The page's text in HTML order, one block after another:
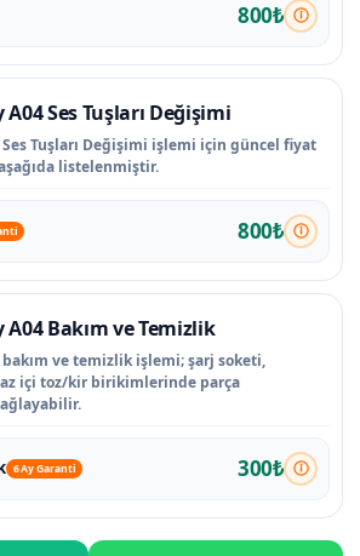
800₺
Ses Tuşları Değişimi
Tuşları Değişimi işlemi için güncel fiyat
listelenmiştir.
800₺
Bakım ve Temizlik
bakım ve temizlik işlemi; şarj soketi,
içi toz/kir birikimlerinde parça
6 Ay Garanti 300₺